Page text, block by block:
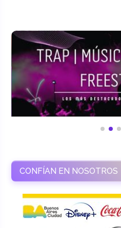
CONFÍAN EN NOSOTROS